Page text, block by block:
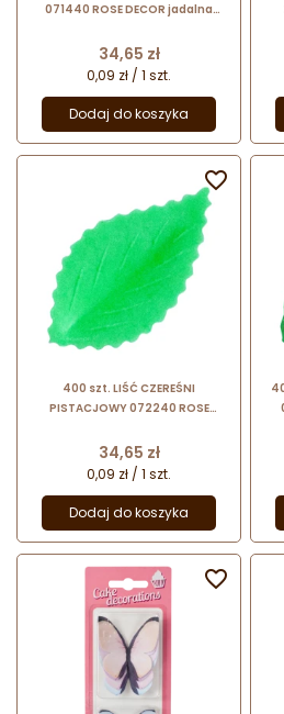
071440 ROSE DECOR jadalna
liści
Cena
34,65 zł
0,09 zł / 1 szt.
Dodaj do koszyka
400 szt. LIŚĆ CZEREŚNI
PISTACJOWY 072240 ROSE
w kształcie liści
Cena
34,65 zł
0,09 zł / 1 szt.
Dodaj do koszyka

